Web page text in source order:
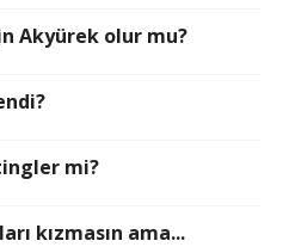
Akyürek olur mu?
mi?
kızmasın ama...